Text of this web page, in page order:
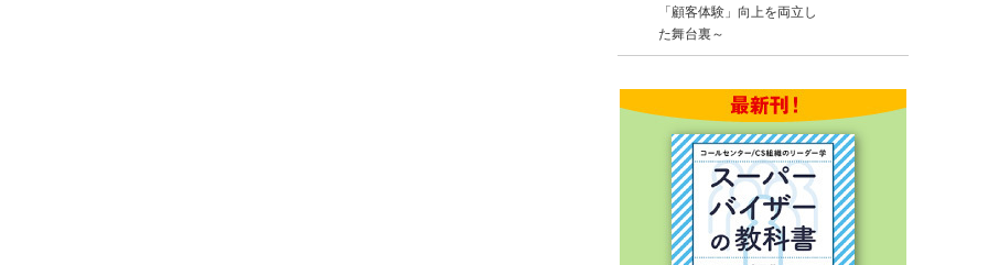
「顧客体験」向上を両立し
た舞台裏～